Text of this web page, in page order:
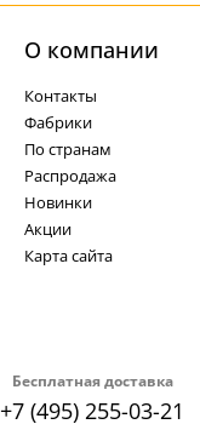
Бесплатная доставка
+7 (495) 255-03-21
О компании
Контакты
Фабрики
По странам
Распродажа
Новинки
Акции
Карта сайта